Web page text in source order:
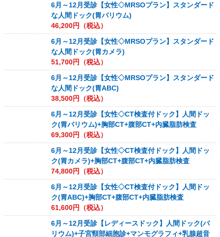
6月～12月受診【女性◇MRSOプラン】スタンダード
な人間ドック(胃バリウム)
46,200円（税込）
6月～12月受診【女性◇MRSOプラン】スタンダード
な人間ドック(胃カメラ)
51,700円（税込）
6月～12月受診【女性◇MRSOプラン】スタンダード
な人間ドック(胃ABC)
38,500円（税込）
6月～12月受診【女性◇CT検査付ドック】人間ドッ
ク(胃バリウム)+胸部CT+腹部CT+内臓脂肪検査
69,300円（税込）
6月～12月受診【女性◇CT検査付ドック】人間ドッ
ク(胃カメラ)+胸部CT+腹部CT+内臓脂肪検査
74,800円（税込）
6月～12月受診【女性◇CT検査付ドック】人間ドッ
ク(胃ABC)+胸部CT+腹部CT+内臓脂肪検査
61,600円（税込）
6月～12月受診【レディースドック】人間ドック(バ
リウム)+子宮頸部細胞診+マンモグラフィ+乳腺超音